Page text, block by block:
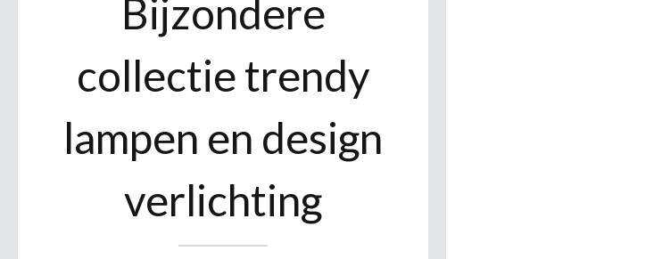
Bijzondere
collectie trendy
lampen en design
verlichting